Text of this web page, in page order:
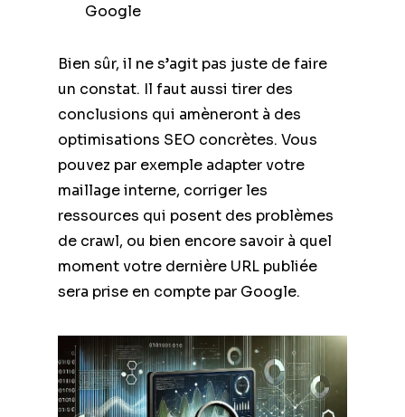
Google
Bien sûr, il ne s’agit pas juste de faire
un constat. Il faut aussi tirer des
conclusions qui amèneront à des
optimisations SEO concrètes. Vous
pouvez par exemple adapter votre
maillage interne, corriger les
ressources qui posent des problèmes
de crawl, ou bien encore savoir à quel
moment votre dernière URL publiée
sera prise en compte par Google.